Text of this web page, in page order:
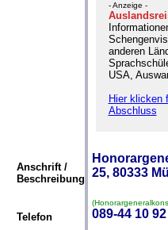
- Anzeige -
anderen
USA,
Hier klicken
Abschluss
Anschrift /
Beschreibung
25, 80333
Telefon 089-44 10